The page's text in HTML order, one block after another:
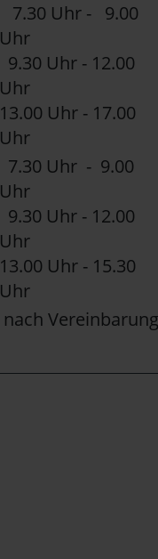
7.30 Uhr - 9.00
Uhr
9.30 Uhr - 12.00
Uhr
13.00 Uhr - 17.00
Uhr
7.30 Uhr - 9.00
Uhr
9.30 Uhr - 12.00
Uhr
13.00 Uhr - 15.30
Uhr
nach